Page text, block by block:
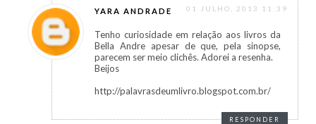
YARA ANDRADE 01 JULHO, 2013 11:39
Tenho curiosidade em relação aos livros da
Bella Andre apesar de que, pela sinopse,
parecem ser meio clichês. Adorei a resenha.
Beijos
http://palavrasdeumlivro.blogspot.com.br/
RESPONDER